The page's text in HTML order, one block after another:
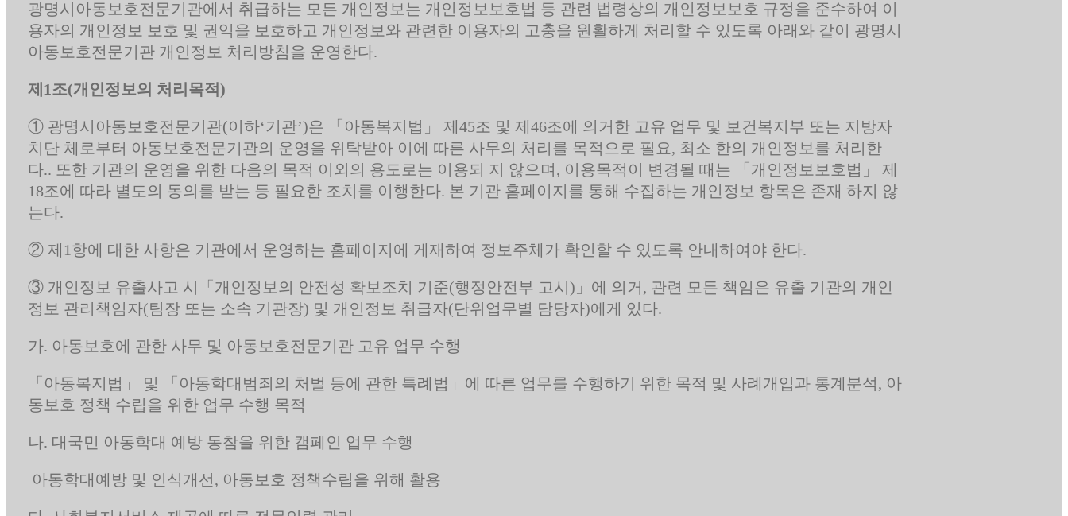
광명시아동보호전문기관에서 취급하는 모든 개인정보는 개인정보보호법 등 관련 법령상의 개인정보보호 규정을 준수하여 이
용자의 개인정보 보호 및 권익을 보호하고 개인정보와 관련한 이용자의 고충을 원활하게 처리할 수 있도록 아래와 같이 광명시
아동보호전문기관 개인정보 처리방침을 운영한다.
제1조(개인정보의 처리목적)
① 광명시아동보호전문기관(이하‘기관’)은 「아동복지법」 제45조 및 제46조에 의거한 고유 업무 및 보건복지부 또는 지방자
치단 체로부터 아동보호전문기관의 운영을 위탁받아 이에 따른 사무의 처리를 목적으로 필요, 최소 한의 개인정보를 처리한
다.. 또한 기관의 운영을 위한 다음의 목적 이외의 용도로는 이용되 지 않으며, 이용목적이 변경될 때는 「개인정보보호법」 제
18조에 따라 별도의 동의를 받는 등 필요한 조치를 이행한다. 본 기관 홈페이지를 통해 수집하는 개인정보 항목은 존재 하지 않
는다.
② 제1항에 대한 사항은 기관에서 운영하는 홈페이지에 게재하여 정보주체가 확인할 수 있도록 안내하여야 한다.
③ 개인정보 유출사고 시「개인정보의 안전성 확보조치 기준(행정안전부 고시)」에 의거, 관련 모든 책임은 유출 기관의 개인
정보 관리책임자(팀장 또는 소속 기관장) 및 개인정보 취급자(단위업무별 담당자)에게 있다.
가. 아동보호에 관한 사무 및 아동보호전문기관 고유 업무 수행
「아동복지법」 및 「아동학대범죄의 처벌 등에 관한 특례법」에 따른 업무를 수행하기 위한 목적 및 사례개입과 통계분석, 아
동보호 정책 수립을 위한 업무 수행 목적
나. 대국민 아동학대 예방 동참을 위한 캠페인 업무 수행
아동학대예방 및 인식개선, 아동보호 정책수립을 위해 활용